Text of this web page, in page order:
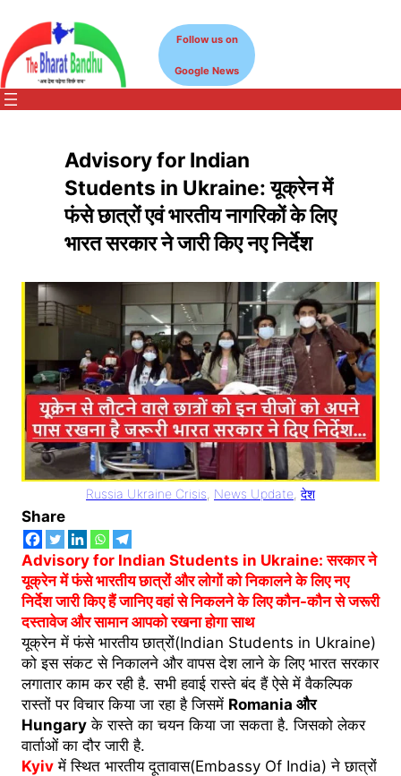
content
Follow us on
Google News
Advisory for Indian
Students in Ukraine: यूक्रेन में
फंसे छात्रों एवं भारतीय नागरिकों के लिए
भारत सरकार ने जारी किए नए निर्देश
Russia Ukraine Crisis News Update देश
Share
Advisory for Indian Students in Ukraine: सरकार ने
यूक्रेन में फंसे भारतीय छात्रों और लोगों को निकालने के लिए नए
निर्देश जारी किए हैं जानिए वहां से निकलने के लिए कौन-कौन से जरूरी
दस्तावेज और सामान आपको रखना होगा साथ
यूक्रेन में फंसे भारतीय छात्रों(Indian Students in Ukraine)
को इस संकट से निकालने और वापस देश लाने के लिए भारत सरकार
लगातार काम कर रही है. सभी हवाई रास्ते बंद हैं ऐसे में वैकल्पिक
रास्तों पर विचार किया जा रहा है जिसमें Romania और
Hungary के रास्ते का चयन किया जा सकता है. जिसको लेकर
वार्ताओं का दौर जारी है.
Kyiv में स्थित भारतीय दूतावास(Embassy Of India) ने छात्रों